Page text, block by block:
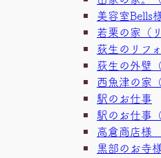
美容室Bells
若栗の家（
荻生のリフ
荻生の外壁
西魚津の家
駅のお仕事
駅のお仕事
高倉商店様
黒部のお寺